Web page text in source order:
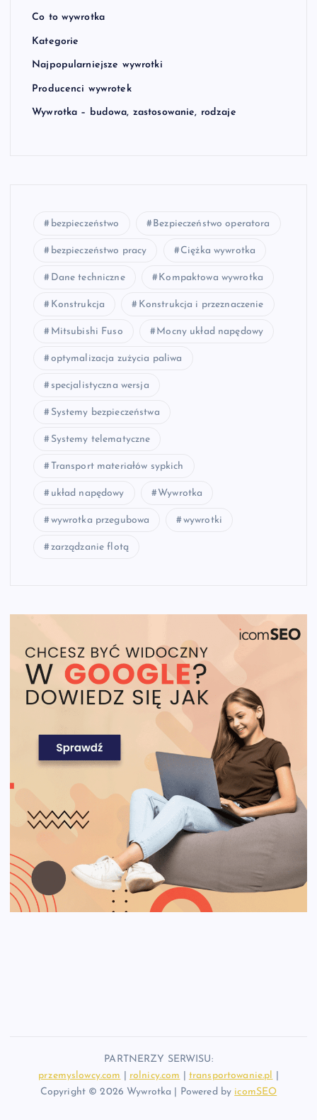
Co to wywrotka
Kategorie
Najpopularniejsze wywrotki
Producenci wywrotek
Wywrotka – budowa, zastosowanie, rodzaje
bezpieczeństwo Bezpieczeństwo operatora
bezpieczeństwo pracy Ciężka wywrotka
Dane techniczne Kompaktowa wywrotka
Konstrukcja Konstrukcja i przeznaczenie
Mitsubishi Fuso Mocny układ napędowy
optymalizacja zużycia paliwa
specjalistyczna wersja
Systemy bezpieczeństwa
Systemy telematyczne
Transport materiałów sypkich
układ napędowy Wywrotka
wywrotka przegubowa wywrotki
zarządzanie flotą
PARTNERZY SERWISU:
przemyslowcy.com
rolnicy.com transportowanie.pl
Copyright © 2026 Wywrotka | Powered by icomSEO